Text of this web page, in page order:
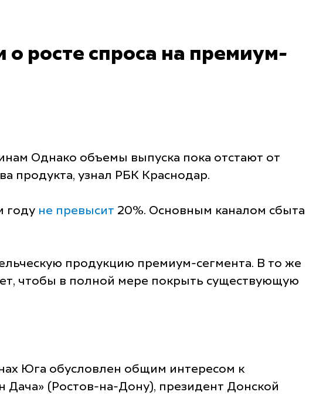
росте спроса на премиум-
Однако объемы выпуска пока отстают от
продукта, узнал РБК Краснодар.
году не превысит 20%. Основным каналом сбыта
продукцию премиум-сегмента. В то же
чтобы в полной мере покрыть существующую
Юга обусловлен общим интересом к
Дача» (Ростов-на-Дону), президент Донской